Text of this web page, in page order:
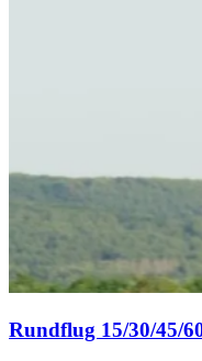
Rundflug 15/30/45/